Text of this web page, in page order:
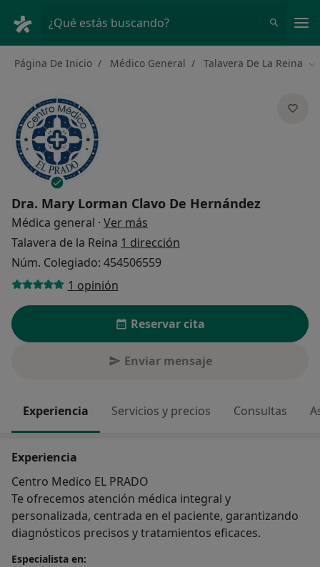
¿Qué estás buscando?
Página De Inicio Médico General Talavera De La Reina
Dra. Mary Lorman Clavo De Hernández
Médica general · Ver más
Talavera de la Reina 1 dirección
Núm. Colegiado: 454506559
1 opinión
Reservar cita
Enviar mensaje
Experiencia Servicios y precios Consultas
Experiencia
Centro Medico EL PRADO
Te ofrecemos atención médica integral y
personalizada, centrada en el paciente, garantizando
diagnósticos precisos y tratamientos eficaces.
Especialista en: